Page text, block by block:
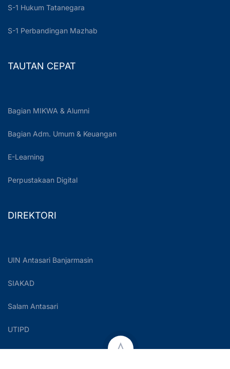
S-1 Hukum Tatanegara
S-1 Perbandingan Mazhab
TAUTAN CEPAT
Bagian MIKWA & Alumni
Bagian Adm. Umum & Keuangan
E-Learning
Perpustakaan Digital
DIREKTORI
UIN Antasari Banjarmasin
SIAKAD
Salam Antasari
UTIPD